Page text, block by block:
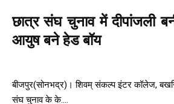
छात्र संघ चुनाव में दीपांजली
आयुष बने हेड बॉय
बीजपुर(सोनभद्र)। शिवम् संकल्प इंटर कॉलेज,
संघ चुनाव के के....